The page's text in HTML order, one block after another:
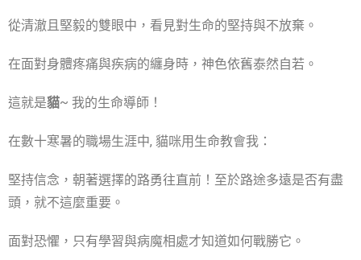
從清澈且堅毅的雙眼中，看見對生命的堅持與不放棄。
在面對身體疼痛與疾病的纏身時，神色依舊泰然自若。
這就是貓~ 我的生命導師！
在數十寒暑的職場生涯中, 貓咪用生命教會我：
堅持信念，朝著選擇的路勇往直前！至於路途多遠是否有盡
頭，就不這麼重要。
面對恐懼，只有學習與病魔相處才知道如何戰勝它。